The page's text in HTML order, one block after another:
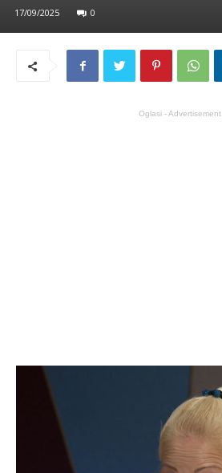
17/09/2025 0
Oglasi - Advertisement